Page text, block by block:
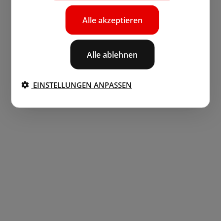
Alle akzeptieren
Alle ablehnen
EINSTELLUNGEN ANPASSEN